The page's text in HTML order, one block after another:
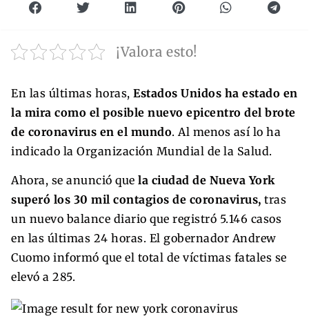
¡Valora esto!
En las últimas horas, Estados Unidos ha estado en
la mira como el posible nuevo epicentro del brote
de coronavirus en el mundo. Al menos así lo ha
indicado la Organización Mundial de la Salud.
Ahora, se anunció que la ciudad de Nueva York
superó los 30 mil contagios de coronavirus, tras
un nuevo balance diario que registró 5.146 casos
en las últimas 24 horas. El gobernador Andrew
Cuomo informó que el total de víctimas fatales se
elevó a 285.